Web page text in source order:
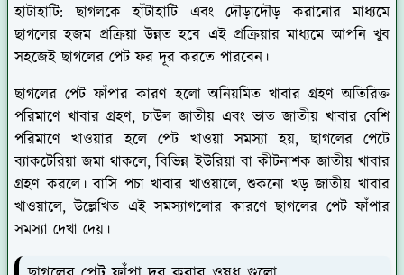
হাটাহাটি:ছাগলকে হাঁটাহাটি এবং দৌড়াদৌড় করানোর মাধ্যমে
ছাগলের হজম প্রক্রিয়া উন্নত হবে এই প্রক্রিয়ার মাধ্যমে আপনি খুব
সহজেই ছাগলের পেট ফর দূর করতে পারবেন।
ছাগলের পেট ফাঁপার কারণ হলো অনিয়মিত খাবার গ্রহণ অতিরিক্ত
পরিমাণে খাবার গ্রহণ, চাউল জাতীয় এবং ভাত জাতীয় খাবার বেশি
পরিমাণে খাওয়ার হলে পেট খাওয়া সমস্যা হয়, ছাগলের পেটে
ব্যাকটেরিয়া জমা থাকলে, বিভিন্ন ইউরিয়া বা কীটনাশক জাতীয় খাবার
গ্রহণ করলে। বাসি পচা খাবার খাওয়ালে, শুকনো খড় জাতীয় খাবার
খাওয়ালে, উল্লেখিত এই সমস্যাগলোর কারণে ছাগলের পেট ফাঁপার
সমস্যা দেখা দেয়।